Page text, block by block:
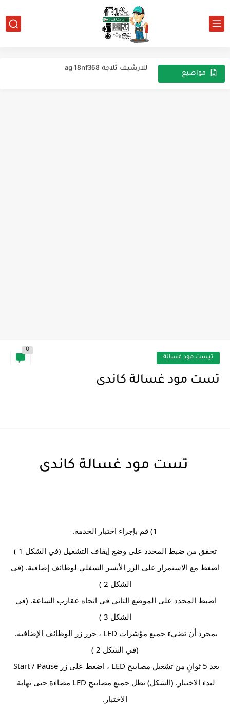
مواضيع
ثلاجه باناسونيك للارشيف
عملية التبريد بالامونيا
تيست مود غسالة
0
تست مود غسالة كاندى
تست مود غسالة كاندى
1) قم بإجراء اختبار الخدمة.
تحقق من ضبط المحدد على وضع إيقاف التشغيل (في الشكل 1 )
الشكل 2 )
الشكل 3 )
(في الشكل 2 )
الاختبار.